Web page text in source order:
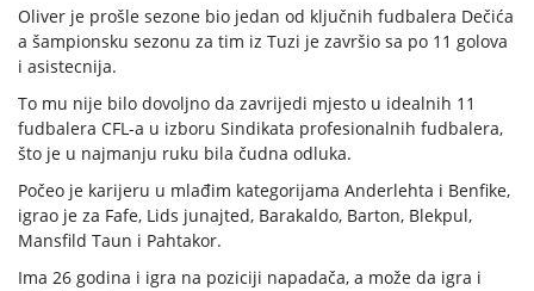
Oliver je prošle sezone bio jedan od ključnih fudbalera Dečića
a šampionsku sezonu za tim iz Tuzi je završio sa po 11 golova
i asistecnija.
To mu nije bilo dovoljno da zavrijedi mjesto u idealnih 11
fudbalera CFL-a u izboru Sindikata profesionalnih fudbalera,
što je u najmanju ruku bila čudna odluka.
Počeo je karijeru u mlađim kategorijama Anderlehta i Benfike,
igrao je za Fafe, Lids junajted, Barakaldo, Barton, Blekpul,
Mansfild Taun i Pahtakor.
Ima 26 godina i igra na poziciji napadača, a može da igra i